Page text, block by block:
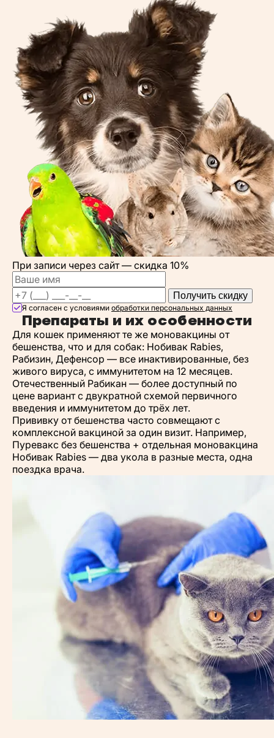
При записи через сайт — скидка 10%
Получить скидку
Я согласен с условиями обработки персональных данных
Препараты и их особенности
Для кошек применяют те же моновакцины от
бешенства, что и для собак: Нобивак Rabies,
Рабизин, Дефенсор — все инактивированные, без
живого вируса, с иммунитетом на 12 месяцев.
Отечественный Рабикан — более доступный по
цене вариант с двукратной схемой первичного
введения и иммунитетом до трёх лет.
Прививку от бешенства часто совмещают с
комплексной вакциной за один визит. Например,
Пуревакс без бешенства + отдельная моновакцина
Нобивак Rabies — два укола в разные места, одна
поездка врача.